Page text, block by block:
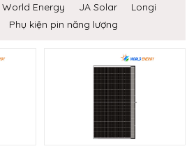
World Energy JA Solar
Longi
Phụ kiện pin năng lượng